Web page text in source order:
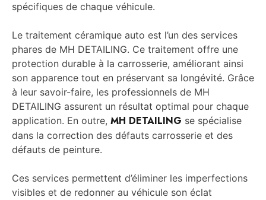
spécifiques de chaque véhicule.
Le traitement céramique auto est l’un des services
phares de MH DETAILING. Ce traitement offre une
protection durable à la carrosserie, améliorant ainsi
son apparence tout en préservant sa longévité. Grâce
à leur savoir-faire, les professionnels de MH
DETAILING assurent un résultat optimal pour chaque
application. En outre, MH DETAILING se spécialise
dans la correction des défauts carrosserie et des
défauts de peinture.
Ces services permettent d’éliminer les imperfections
visibles et de redonner au véhicule son éclat